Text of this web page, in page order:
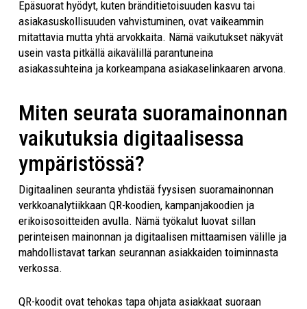
Epäsuorat hyödyt, kuten bränditietoisuuden kasvu tai
asiakasuskollisuuden vahvistuminen, ovat vaikeammin
mitattavia mutta yhtä arvokkaita. Nämä vaikutukset näkyvät
usein vasta pitkällä aikavälillä parantuneina
asiakassuhteina ja korkeampana asiakaselinkaaren arvona.
Miten seurata suoramainonnan
vaikutuksia digitaalisessa
ympäristössä?
Digitaalinen seuranta yhdistää fyysisen suoramainonnan
verkkoanalytiikkaan QR-koodien, kampanjakoodien ja
erikoisosoitteiden avulla. Nämä työkalut luovat sillan
perinteisen mainonnan ja digitaalisen mittaamisen välille ja
mahdollistavat tarkan seurannan asiakkaiden toiminnasta
verkossa.
QR-koodit ovat tehokas tapa ohjata asiakkaat suoraan